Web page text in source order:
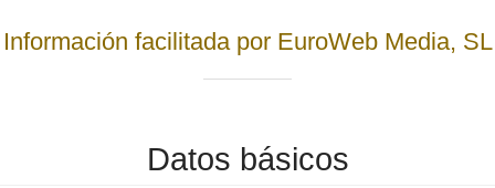
Información facilitada por EuroWeb Media, SL
Datos básicos